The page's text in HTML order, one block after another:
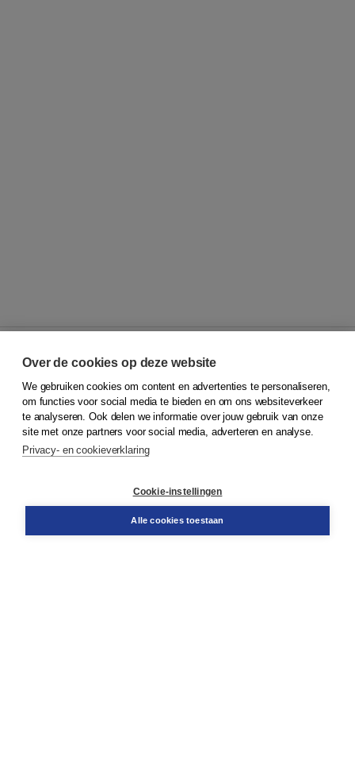
© 2026Koninklijke Boom uitgevers
Klantenservice
Service & informatie
Contact
Over de cookies op deze website
We gebruiken cookies om content en advertenties te personaliseren,
om functies voor social media te bieden en om ons websiteverkeer
te analyseren. Ook delen we informatie over jouw gebruik van onze
site met onze partners voor social media, adverteren en analyse.
Privacy- en cookieverklaring
Cookie-instellingen
Alle cookies toestaan